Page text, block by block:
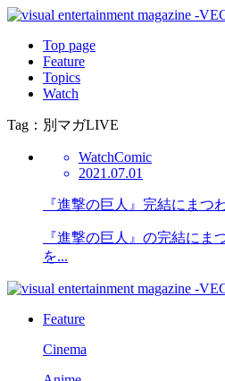
Top page
Feature
Topics
Watch
Tag：別マガLIVE
WatchComic
2021.07.01
『進撃の巨人』完結にま
『進撃の巨人』の完結に
を...
Feature
Cinema